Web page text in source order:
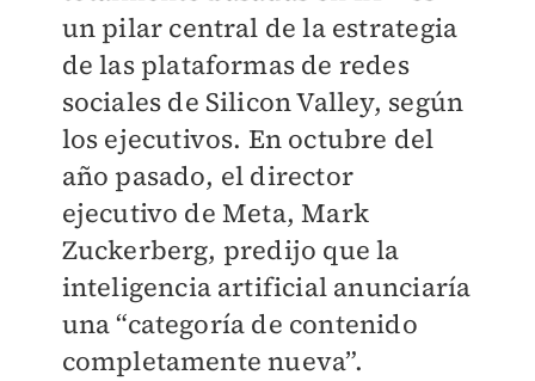
un pilar central de la estrategia
de las plataformas de redes
sociales de Silicon Valley, según
los ejecutivos. En octubre del
año pasado, el director
ejecutivo de Meta, Mark
Zuckerberg, predijo que la
inteligencia artificial anunciaría
una “categoría de contenido
completamente nueva”.